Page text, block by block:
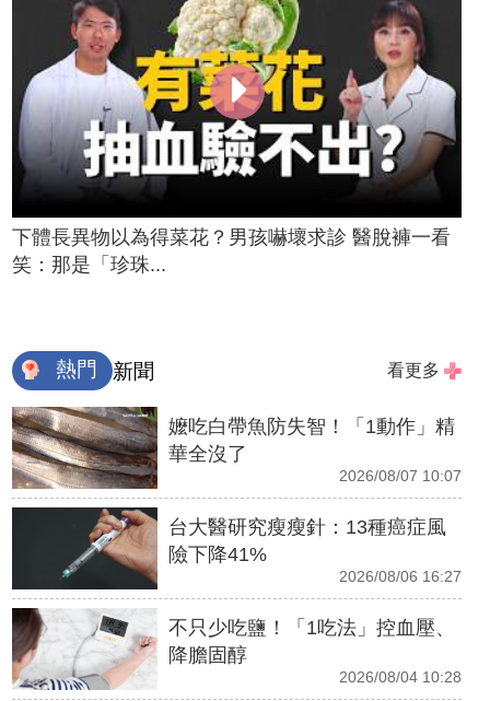
下體長異物以為得菜花？男孩嚇壞求診 醫脫褲一看
笑：那是「珍珠...
熱門 新聞 看更多
嬤吃白帶魚防失智！「1動作」精
華全沒了
2026/08/07 10:07
台大醫研究瘦瘦針：13種癌症風
險下降41%
2026/08/06 16:27
不只少吃鹽！「1吃法」控血壓、
降膽固醇
2026/08/04 10:28